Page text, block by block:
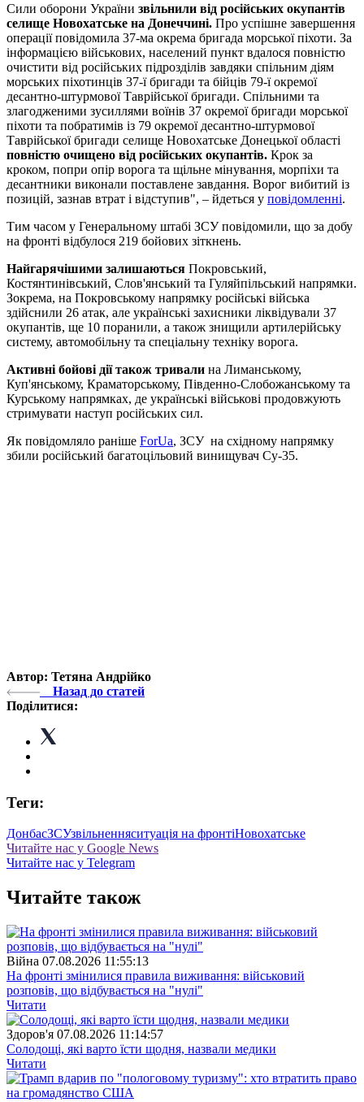
Сили оборони України звільнили від російських окупантів
селище Новохатське на Донеччині. Про успішне завершення
операції повідомила 37-ма окрема бригада морської піхоти. За
інформацією військових, населений пункт вдалося повністю
очистити від російських підрозділів завдяки спільним діям
морських піхотинців 37-ї бригади та бійців 79-ї окремої
десантно-штурмової Таврійської бригади. Спільними та
злагодженими зусиллями воїнів 37 окремої бригади морської
піхоти та побратимів із 79 окремої десантно-штурмової
Таврійської бригади селище Новохатське Донецької області
повністю очищено від російських окупантів. Крок за
кроком, попри опір ворога та щільне мінування, морпіхи та
десантники виконали поставлене завдання. Ворог вибитий із
позицій, зазнав втрат і відступив", – йдеться у повідомленні.
Тим часом у Генеральному штабі ЗСУ повідомили, що за добу
на фронті відбулося 219 бойових зіткнень.
Найгарячішими залишаються Покровський,
Костянтинівський, Слов'янський та Гуляйпільський напрямки.
Зокрема, на Покровському напрямку російські війська
здійснили 26 атак, але українські захисники ліквідували 37
окупантів, ще 10 поранили, а також знищили артилерійську
систему, автомобільну та спеціальну техніку ворога.
Активні бойові дії також тривали на Лиманському,
Куп'янському, Краматорському, Південно-Слобожанському та
Курському напрямках, де українські військові продовжують
стримувати наступ російських сил.
Як повідомляло раніше ForUa, ЗСУ на східному напрямку
збили російський багатоцільовий винищувач Cу-35.
Автор: Тетяна Андрійко
Назад до статей
Поділитися:
Теги:
ДонбасЗСУзвільненняситуація на фронтіНовохатське
Читайте нас у Google News
Читайте нас у Telegram
Читайте також
Війна 07.08.2026 11:55:13
На фронті змінилися правила виживання: військовий
розповів, що відбувається на "нулі"
Читати
Здоров'я 07.08.2026 11:14:57
Солодощі, які варто їсти щодня, назвали медики
Читати